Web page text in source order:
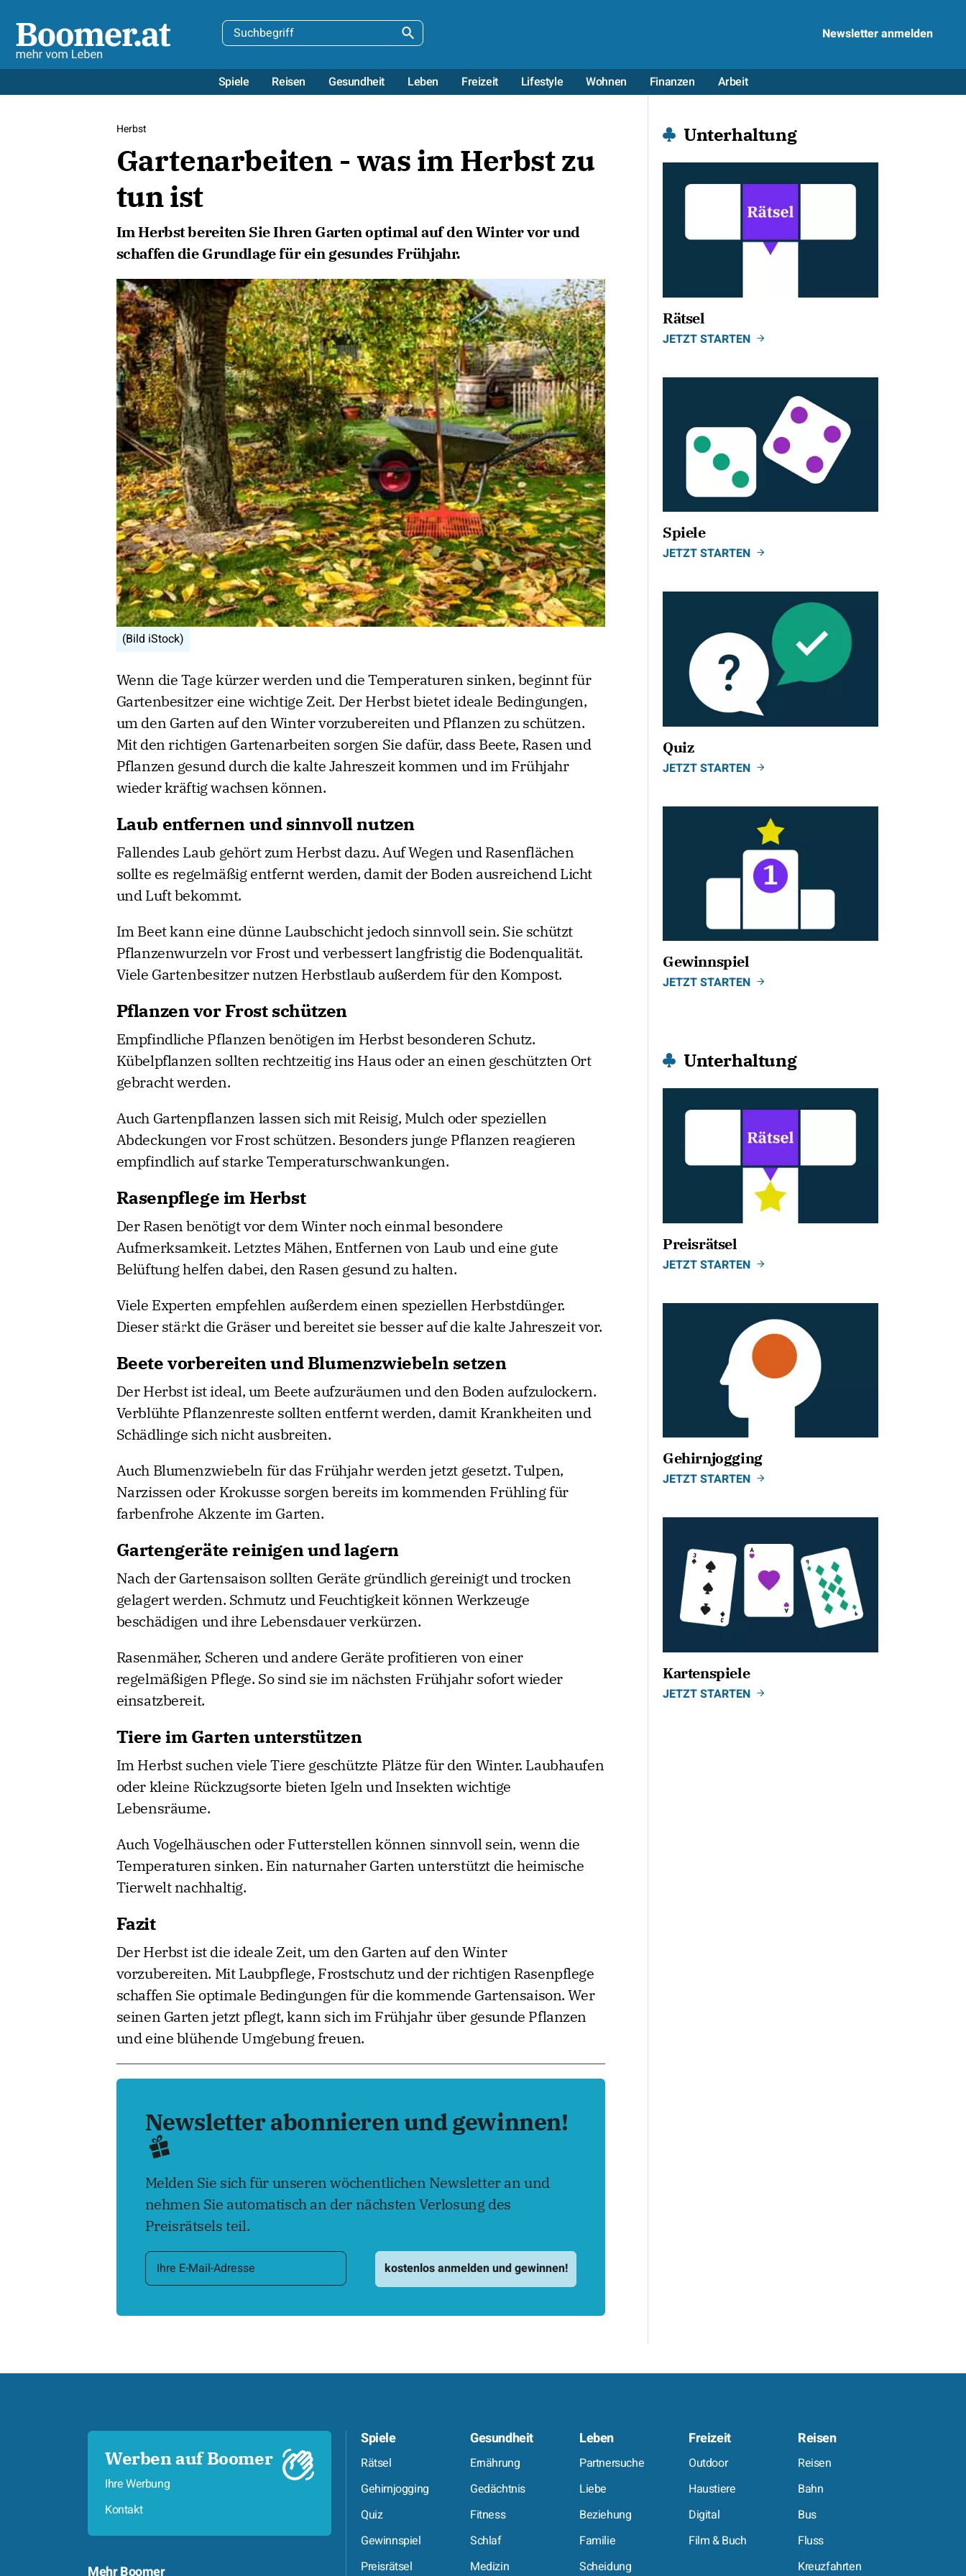
Newsletter anmelden
Spiele Reisen Gesundheit Leben Freizeit Lifestyle Wohnen Finanzen Arbeit
Herbst
Gartenarbeiten - was im Herbst zu
tun ist
Im Herbst bereiten Sie Ihren Garten optimal auf den Winter vor und
schaffen die Grundlage für ein gesundes Frühjahr.
(Bild iStock)
Wenn die Tage kürzer werden und die Temperaturen sinken, beginnt für
Gartenbesitzer eine wichtige Zeit. Der Herbst bietet ideale Bedingungen,
um den Garten auf den Winter vorzubereiten und Pflanzen zu schützen.
Mit den richtigen Gartenarbeiten sorgen Sie dafür, dass Beete, Rasen und
Pflanzen gesund durch die kalte Jahreszeit kommen und im Frühjahr
wieder kräftig wachsen können.
Laub entfernen und sinnvoll nutzen
Fallendes Laub gehört zum Herbst dazu. Auf Wegen und Rasenflächen
sollte es regelmäßig entfernt werden, damit der Boden ausreichend Licht
und Luft bekommt.
Im Beet kann eine dünne Laubschicht jedoch sinnvoll sein. Sie schützt
Pflanzenwurzeln vor Frost und verbessert langfristig die Bodenqualität.
Viele Gartenbesitzer nutzen Herbstlaub außerdem für den Kompost.
Pflanzen vor Frost schützen
Empfindliche Pflanzen benötigen im Herbst besonderen Schutz.
Kübelpflanzen sollten rechtzeitig ins Haus oder an einen geschützten Ort
gebracht werden.
Auch Gartenpflanzen lassen sich mit Reisig, Mulch oder speziellen
Abdeckungen vor Frost schützen. Besonders junge Pflanzen reagieren
empfindlich auf starke Temperaturschwankungen.
Rasenpflege im Herbst
Der Rasen benötigt vor dem Winter noch einmal besondere
Aufmerksamkeit. Letztes Mähen, Entfernen von Laub und eine gute
Belüftung helfen dabei, den Rasen gesund zu halten.
Viele Experten empfehlen außerdem einen speziellen Herbstdünger.
Dieser stärkt die Gräser und bereitet sie besser auf die kalte Jahreszeit vor.
Beete vorbereiten und Blumenzwiebeln setzen
Der Herbst ist ideal, um Beete aufzuräumen und den Boden aufzulockern.
Verblühte Pflanzenreste sollten entfernt werden, damit Krankheiten und
Schädlinge sich nicht ausbreiten.
Auch Blumenzwiebeln für das Frühjahr werden jetzt gesetzt. Tulpen,
Narzissen oder Krokusse sorgen bereits im kommenden Frühling für
farbenfrohe Akzente im Garten.
Gartengeräte reinigen und lagern
Nach der Gartensaison sollten Geräte gründlich gereinigt und trocken
gelagert werden. Schmutz und Feuchtigkeit können Werkzeuge
beschädigen und ihre Lebensdauer verkürzen.
Rasenmäher, Scheren und andere Geräte profitieren von einer
regelmäßigen Pflege. So sind sie im nächsten Frühjahr sofort wieder
einsatzbereit.
Tiere im Garten unterstützen
Im Herbst suchen viele Tiere geschützte Plätze für den Winter. Laubhaufen
oder kleine Rückzugsorte bieten Igeln und Insekten wichtige
Lebensräume.
Auch Vogelhäuschen oder Futterstellen können sinnvoll sein, wenn die
Temperaturen sinken. Ein naturnaher Garten unterstützt die heimische
Tierwelt nachhaltig.
Fazit
Der Herbst ist die ideale Zeit, um den Garten auf den Winter
vorzubereiten. Mit Laubpflege, Frostschutz und der richtigen Rasenpflege
schaffen Sie optimale Bedingungen für die kommende Gartensaison. Wer
seinen Garten jetzt pflegt, kann sich im Frühjahr über gesunde Pflanzen
und eine blühende Umgebung freuen.
Newsletter abonnieren und gewinnen!
Melden Sie sich für unseren wöchentlichen Newsletter an und
nehmen Sie automatisch an der nächsten Verlosung des
Preisrätsels teil.
Unterhaltung
Rätsel
JETZT STARTEN
Spiele
JETZT STARTEN
Quiz
JETZT STARTEN
Gewinnspiel
JETZT STARTEN
Unterhaltung
Preisrätsel
JETZT STARTEN
Gehirnjogging
JETZT STARTEN
Kartenspiele
JETZT STARTEN
Werben auf Boomer
Ihre Werbung
Kontakt
Mehr Boomer
Spiele
Rätsel
Gehirnjogging
Quiz
Gewinnspiel
Preisrätsel
Gesundheit
Ernährung
Gedächtnis
Fitness
Schlaf
Medizin
Leben
Partnersuche
Liebe
Beziehung
Familie
Scheidung
Freizeit
Outdoor
Haustiere
Digital
Film & Buch
Reisen
Reisen
Bahn
Bus
Fluss
Kreuzfahrten